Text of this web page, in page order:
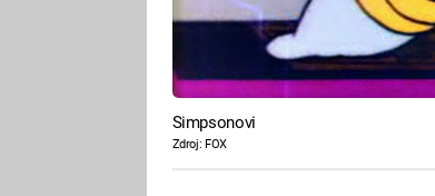
Simpsonovi
Zdroj: FOX